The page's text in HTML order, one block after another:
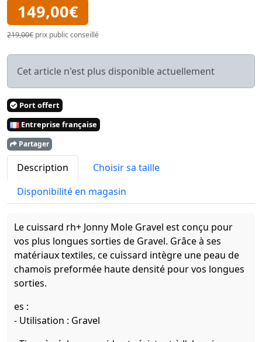
149,00€
219,00€ prix public conseillé
Cet article n'est plus disponible actuellement
Port offert
Entreprise française
Partager
Description
Choisir sa taille
Disponibilité en magasin
Le cuissard rh+ Jonny Mole Gravel est conçu pour
vos plus longues sorties de Gravel. Grâce à ses
matériaux textiles, ce cuissard intègre une peau de
chamois preformée haute densité pour vos longues
sorties.
es :
- Utilisation : Gravel